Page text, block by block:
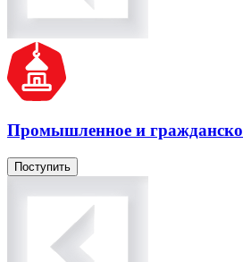
Промышленное и
Поступить